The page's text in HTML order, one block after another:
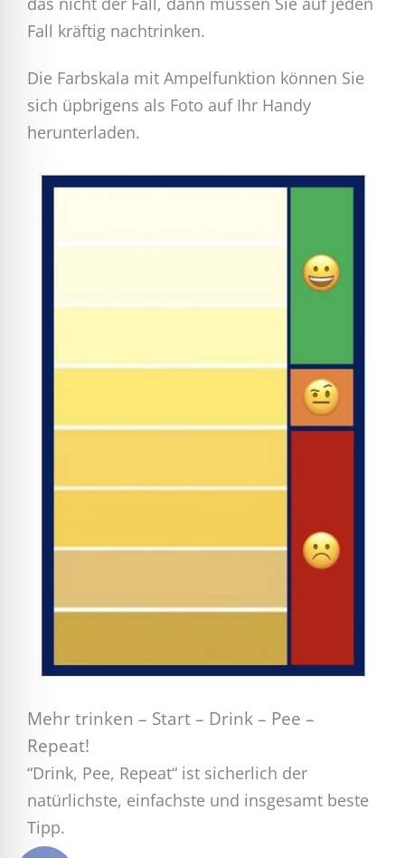
Fall kräftig nachtrinken.
Die Farbskala mit Ampelfunktion können Sie
sich üpbrigens als Foto auf Ihr Handy
herunterladen.
Mehr trinken – Start – Drink – Pee –
Repeat!
“Drink, Pee, Repeat“ ist sicherlich der
natürlichste, einfachste und insgesamt beste
Tipp.